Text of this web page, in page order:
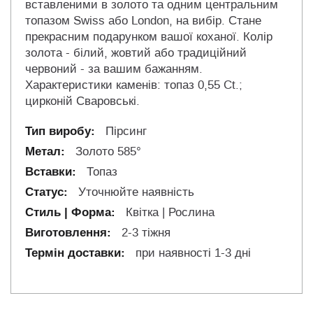
вставленими в золото та одним центральним
топазом Swiss або London, на вибір. Стане
прекрасним подарунком вашої коханої. Колір
золота - білий, жовтий або традиційний
червоний - за вашим бажанням.
Характеристики каменів: топаз 0,55 Ct.;
цирконій Сваровські.
Пірсинг
Золото 585°
Топаз
Уточнюйте наявність
Квітка | Рослина
2-3 тіжня
при наявності 1-3 дні